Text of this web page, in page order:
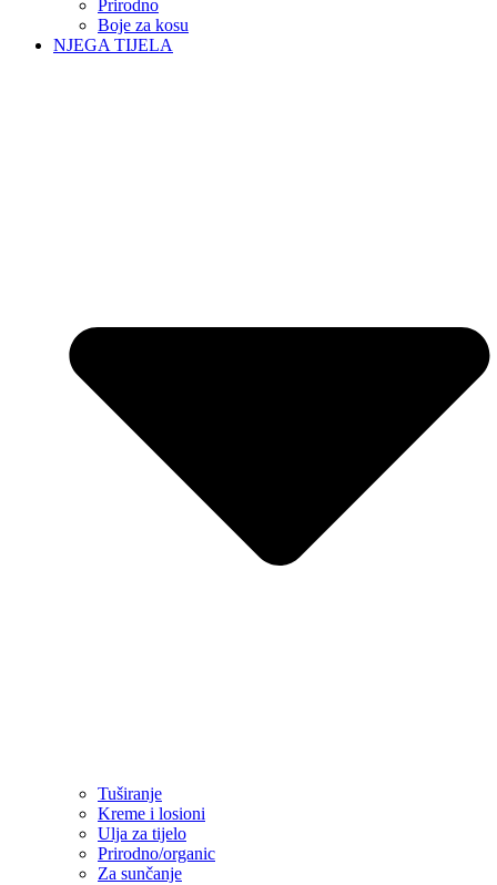
Prirodno
Boje za kosu
NJEGA TIJELA
Tuširanje
Kreme i losioni
Ulja za tijelo
Prirodno/organic
Za sunčanje